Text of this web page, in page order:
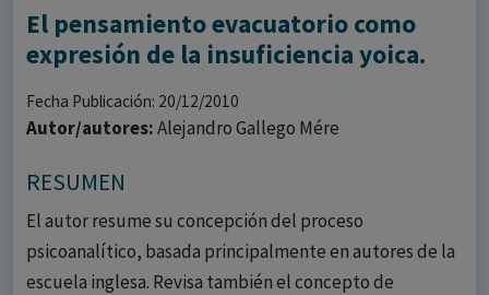
El pensamiento evacuatorio como
expresión de la insuficiencia yoica.
Fecha Publicación: 20/12/2010
Autor/autores:Alejandro Gallego Mére
RESUMEN
El autor resume su concepción del proceso
psicoanalítico, basada principalmente en autores de la
escuela inglesa. Revisa también el concepto de